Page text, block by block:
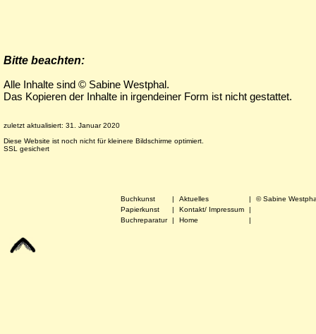
Bitte beachten:
Alle Inhalte sind © Sabine Westphal.
Das Kopieren der Inhalte in irgendeiner Form ist nicht gestattet.
zuletzt aktualisiert: 31. Januar 2020
Diese Website ist noch nicht für kleinere Bildschirme optimiert.
SSL gesichert
Buchkunst | Aktuelles ­ |
© Sabine
Papierkunst
| Kontakt/ Impressum
|
Buchreparatur | Home |